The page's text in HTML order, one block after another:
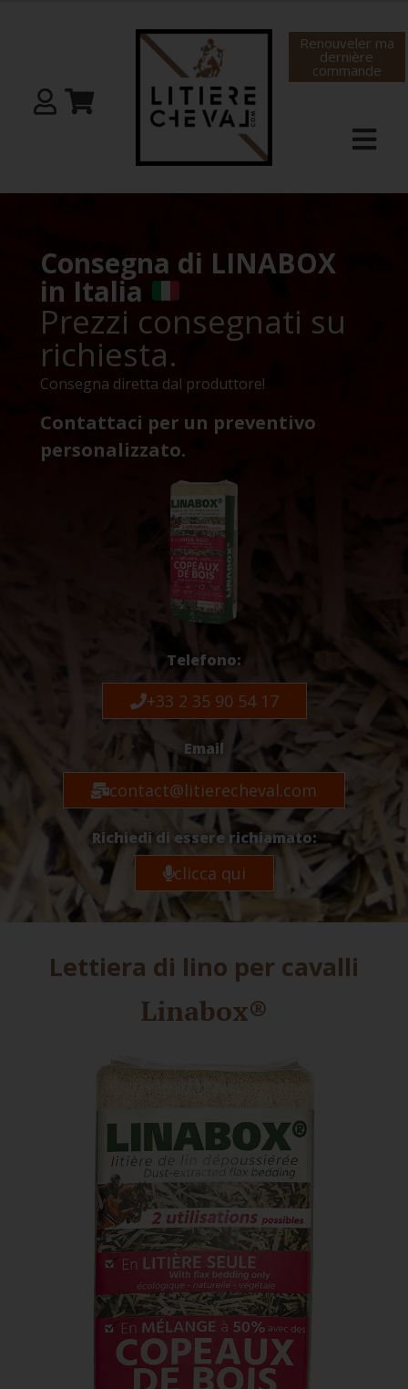
Renouveler ma
dernière
commande
Consegna di LINABOX
in Italia
Prezzi consegnati su
richiesta.
Consegna diretta dal produttore!
Contattaci per un preventivo
personalizzato.
Telefono:
+33 2 35 90 54 17
Email
contact@litierecheval.com
Richiedi di essere richiamato:
clicca qui
Lettiera di lino per cavalli
Linabox®